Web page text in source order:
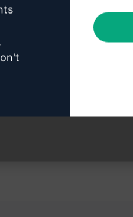
Gebruik